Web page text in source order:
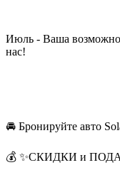
Июль - Ваша
наc!
🚘 Бpoниpуйтe авто
💰 ✨CКИДКИ и